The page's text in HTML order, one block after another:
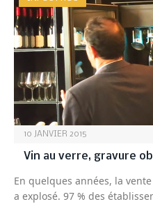
10 JANVIER 2015
Vin au verre, gravure
En quelques années, la
a explosé. 97 % des